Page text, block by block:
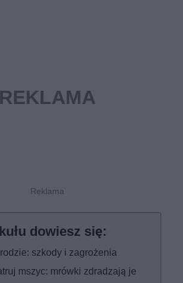
szkody i zagrożenia
mszyc: mrówki zdradzają je